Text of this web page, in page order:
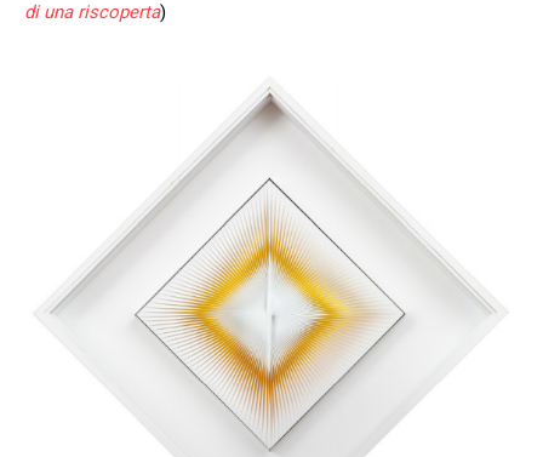
di una riscoperta)